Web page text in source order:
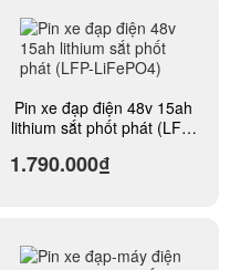
Pin xe đạp điện 48v 15ah
lithium sắt phốt phát (LFP-
1.790.000₫